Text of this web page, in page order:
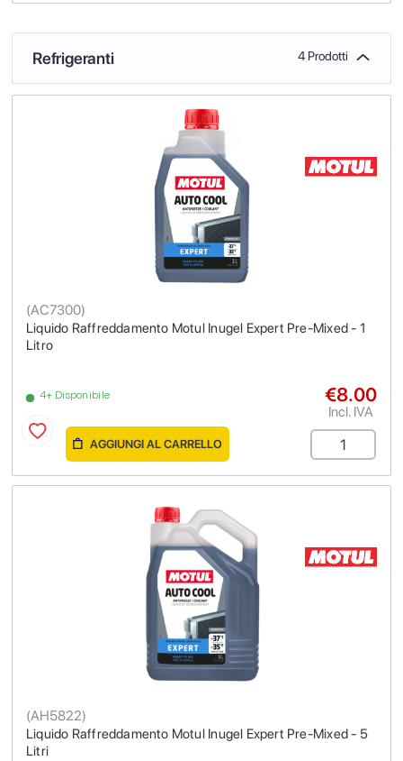
Refrigeranti 4 Prodotti
Liquido Raffreddamento Motul Inugel Expert Pre-Mixed - 1
Litro
(AC7300)
4+ Disponibile €8.00
Incl. IVA
AGGIUNGI AL CARRELLO
Liquido Raffreddamento Motul Inugel Expert Pre-Mixed - 5
Litri
(AH5822)